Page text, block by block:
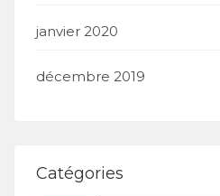
janvier 2020
décembre 2019
Catégories